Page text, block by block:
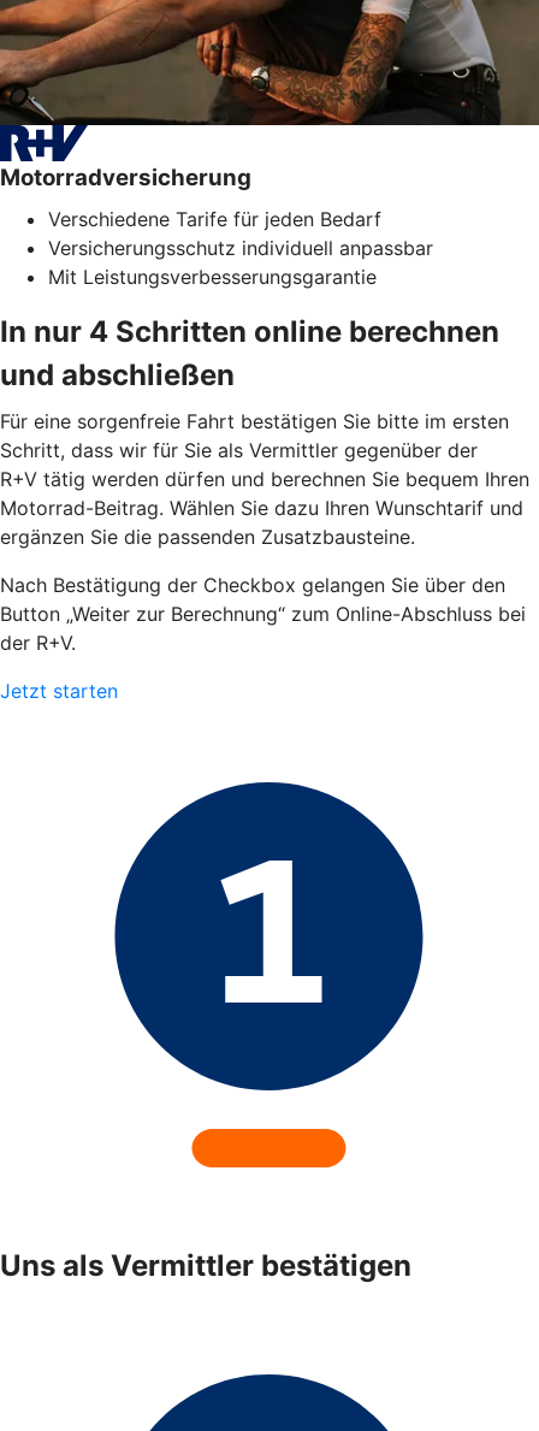
Motorradversicherung
Verschiedene Tarife für jeden Bedarf
Versicherungsschutz individuell anpassbar
Mit Leistungsverbesserungsgarantie
In nur 4 Schritten online berechnen
und abschließen
Für eine sorgenfreie Fahrt bestätigen Sie bitte im ersten
Schritt, dass wir für Sie als Vermittler gegenüber der
R+V tätig werden dürfen und berechnen Sie bequem Ihren
Motorrad-Beitrag. Wählen Sie dazu Ihren Wunschtarif und
ergänzen Sie die passenden Zusatzbausteine.
Nach Bestätigung der Checkbox gelangen Sie über den
Button „Weiter zur Berechnung“ zum Online-Abschluss bei
der R+V.
Jetzt starten
Uns als Vermittler bestätigen